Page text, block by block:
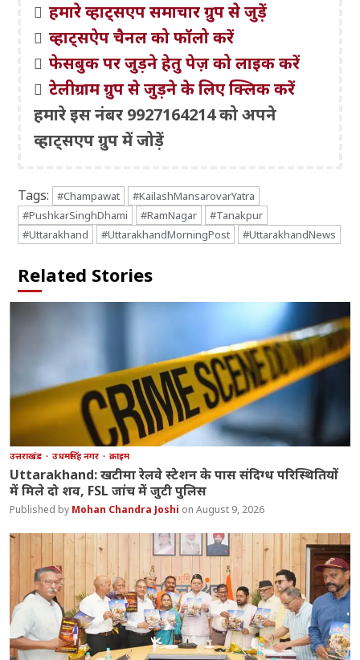
हमारे व्हाट्सएप समाचार ग्रुप से जुड़ें
व्हाट्सऐप चैनल को फॉलो करें
फेसबुक पर जुड़ने हेतु पेज़ को लाइक करें
टेलीग्राम ग्रुप से जुड़ने के लिए क्लिक करें
हमारे इस नंबर 9927164214 को अपने
व्हाट्सएप ग्रुप में जोड़ें
Tags: #Champawat
#KailashMansarovarYatra
#PushkarSinghDhami
#RamNagar
#Tanakpur
#Uttarakhand
#UttarakhandMorningPost #UttarakhandNews
Related Stories
उत्तराखंड उधमसिंह नगर क्राइम
Uttarakhand: खटीमा रेलवे स्टेशन के पास संदिग्ध परिस्थितियों
में मिले दो शव, FSL जांच में जुटी पुलिस
Mohan Chandra Joshi August 9, 2026